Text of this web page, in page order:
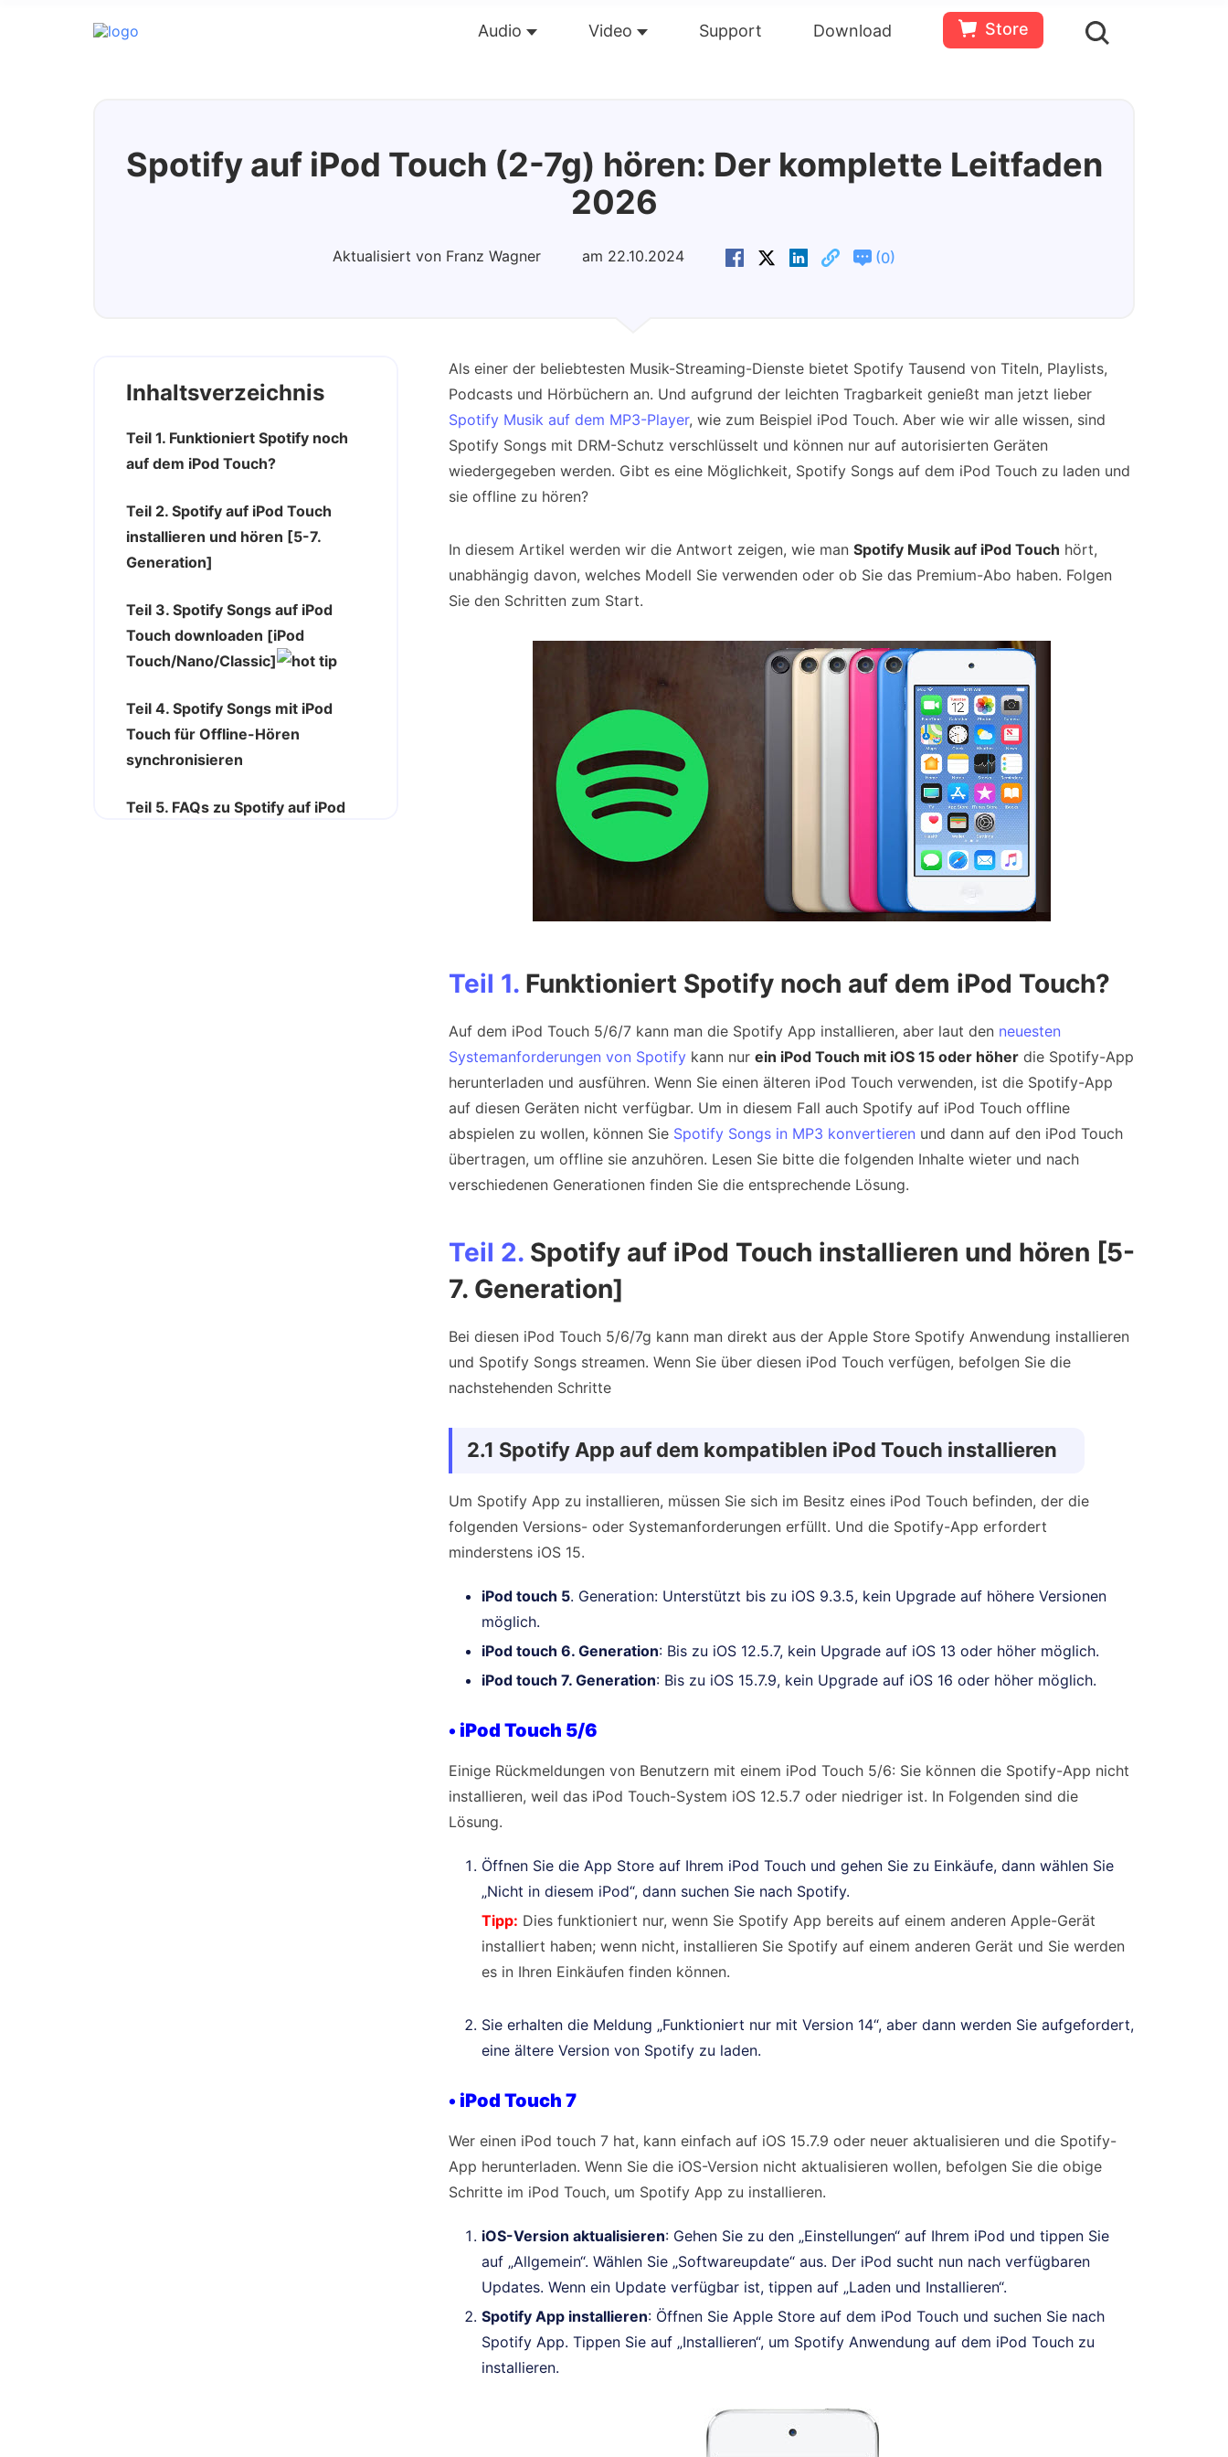
Audio Video Support Download Store
Bewertungen(0) Ressourcen
Spotify auf iPod Touch (2-7g) hören: Der komplette Leitfaden
2026
Aktualisiert von Franz Wagner am 22.10.2024 (0)
Inhaltsverzeichnis
Teil 1. Funktioniert Spotify noch
auf dem iPod Touch?
Teil 2. Spotify auf iPod Touch
installieren und hören [5-7.
Generation]
Teil 3. Spotify Songs auf iPod
Touch downloaden [iPod
Touch/Nano/Classic]
Teil 4. Spotify Songs mit iPod
Touch für Offline-Hören
synchronisieren
Teil 5. FAQs zu Spotify auf iPod
Als einer der beliebtesten Musik-Streaming-Dienste bietet Spotify Tausend von Titeln, Playlists,
Podcasts und Hörbüchern an. Und aufgrund der leichten Tragbarkeit genießt man jetzt lieber
Spotify Musik auf dem MP3-Player, wie zum Beispiel iPod Touch. Aber wie wir alle wissen, sind
Spotify Songs mit DRM-Schutz verschlüsselt und können nur auf autorisierten Geräten
wiedergegeben werden. Gibt es eine Möglichkeit, Spotify Songs auf dem iPod Touch zu laden und
sie offline zu hören?
In diesem Artikel werden wir die Antwort zeigen, wie man Spotify Musik auf iPod Touch hört,
unabhängig davon, welches Modell Sie verwenden oder ob Sie das Premium-Abo haben. Folgen
Sie den Schritten zum Start.
Teil 1. Funktioniert Spotify noch auf dem iPod Touch?
Auf dem iPod Touch 5/6/7 kann man die Spotify App installieren, aber laut den neuesten
Systemanforderungen von Spotify kann nur ein iPod Touch mit iOS 15 oder höher die Spotify-App
herunterladen und ausführen. Wenn Sie einen älteren iPod Touch verwenden, ist die Spotify-App
auf diesen Geräten nicht verfügbar. Um in diesem Fall auch Spotify auf iPod Touch offline
abspielen zu wollen, können Sie Spotify Songs in MP3 konvertieren und dann auf den iPod Touch
übertragen, um offline sie anzuhören. Lesen Sie bitte die folgenden Inhalte wieter und nach
verschiedenen Generationen finden Sie die entsprechende Lösung.
Teil 2. Spotify auf iPod Touch installieren und hören [5-
7. Generation]
Bei diesen iPod Touch 5/6/7g kann man direkt aus der Apple Store Spotify Anwendung installieren
und Spotify Songs streamen. Wenn Sie über diesen iPod Touch verfügen, befolgen Sie die
nachstehenden Schritte
2.1 Spotify App auf dem kompatiblen iPod Touch installieren
Um Spotify App zu installieren, müssen Sie sich im Besitz eines iPod Touch befinden, der die
folgenden Versions- oder Systemanforderungen erfüllt. Und die Spotify-App erfordert
minderstens iOS 15.
iPod touch 5. Generation: Unterstützt bis zu iOS 9.3.5, kein Upgrade auf höhere Versionen
möglich.
iPod touch 6. Generation: Bis zu iOS 12.5.7, kein Upgrade auf iOS 13 oder höher möglich.
iPod touch 7. Generation: Bis zu iOS 15.7.9, kein Upgrade auf iOS 16 oder höher möglich.
• iPod Touch 5/6
Einige Rückmeldungen von Benutzern mit einem iPod Touch 5/6: Sie können die Spotify-App nicht
installieren, weil das iPod Touch-System iOS 12.5.7 oder niedriger ist. In Folgenden sind die
Lösung.
Öffnen Sie die App Store auf Ihrem iPod Touch und gehen Sie zu Einkäufe, dann wählen Sie
„Nicht in diesem iPod“, dann suchen Sie nach Spotify.
Tipp: Dies funktioniert nur, wenn Sie Spotify App bereits auf einem anderen Apple-Gerät
installiert haben; wenn nicht, installieren Sie Spotify auf einem anderen Gerät und Sie werden
es in Ihren Einkäufen finden können.
Sie erhalten die Meldung „Funktioniert nur mit Version 14“, aber dann werden Sie aufgefordert,
eine ältere Version von Spotify zu laden.
• iPod Touch 7
Wer einen iPod touch 7 hat, kann einfach auf iOS 15.7.9 oder neuer aktualisieren und die Spotify-
App herunterladen. Wenn Sie die iOS-Version nicht aktualisieren wollen, befolgen Sie die obige
Schritte im iPod Touch, um Spotify App zu installieren.
iOS-Version aktualisieren: Gehen Sie zu den „Einstellungen“ auf Ihrem iPod und tippen Sie
auf „Allgemein“. Wählen Sie „Softwareupdate“ aus. Der iPod sucht nun nach verfügbaren
Updates. Wenn ein Update verfügbar ist, tippen auf „Laden und Installieren“.
Spotify App installieren: Öffnen Sie Apple Store auf dem iPod Touch und suchen Sie nach
Spotify App. Tippen Sie auf „Installieren“, um Spotify Anwendung auf dem iPod Touch zu
installieren.